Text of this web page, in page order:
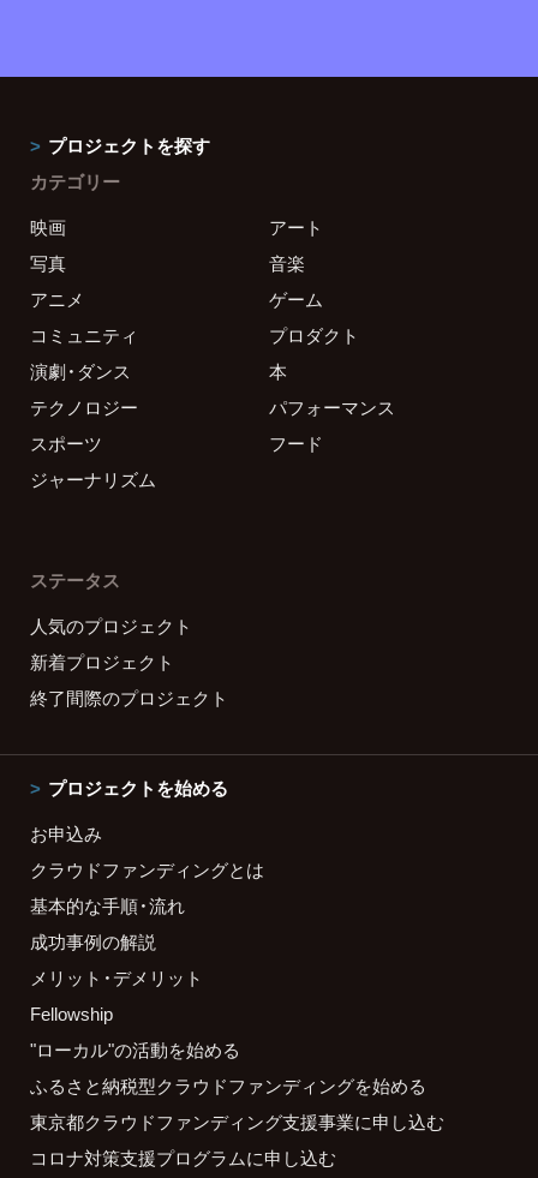
プロジェクトを探す
カテゴリー
映画
アート
写真
音楽
アニメ
ゲーム
コミュニティ
プロダクト
演劇・ダンス
本
テクノロジー
パフォーマンス
スポーツ
フード
ジャーナリズム
ステータス
人気のプロジェクト
新着プロジェクト
終了間際のプロジェクト
プロジェクトを始める
お申込み
クラウドファンディングとは
基本的な手順・流れ
成功事例の解説
メリット・デメリット
Fellowship
"ローカル"の活動を始める
ふるさと納税型クラウドファンディングを始める
東京都クラウドファンディング支援事業に申し込む
コロナ対策支援プログラムに申し込む